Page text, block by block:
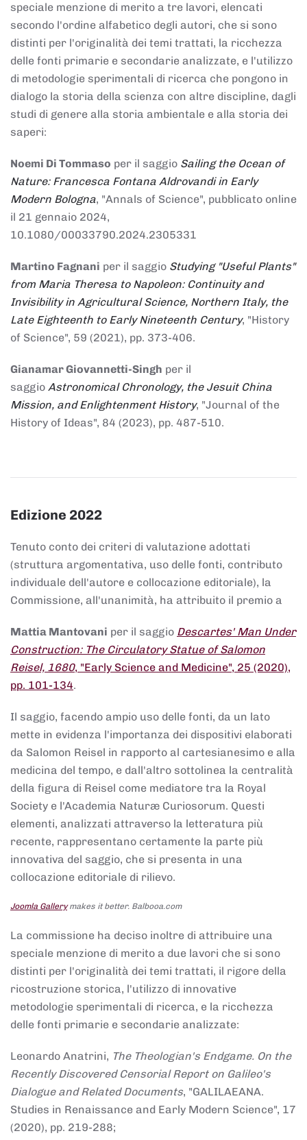
speciale menzione di merito a tre lavori, elencati
secondo l'ordine alfabetico degli autori, che si sono
distinti per l'originalità dei temi trattati, la ricchezza
delle fonti primarie e secondarie analizzate, e l'utilizzo
di metodologie sperimentali di ricerca che pongono in
dialogo la storia della scienza con altre discipline, dagli
studi di genere alla storia ambientale e alla storia dei
saperi:
Noemi Di Tommaso per il saggio Sailing the Ocean of
Nature: Francesca Fontana Aldrovandi in Early
Modern Bologna, "Annals of Science", pubblicato online
il 21 gennaio 2024,
10.1080/00033790.2024.2305331
Martino Fagnani per il saggio Studying "Useful Plants"
from Maria Theresa to Napoleon: Continuity and
Invisibility in Agricultural Science, Northern Italy, the
Late Eighteenth to Early Nineteenth Century, "History
of Science", 59 (2021), pp. 373-406.
Gianamar Giovannetti-Singh per il
saggio Astronomical Chronology, the Jesuit China
Mission, and Enlightenment History, "Journal of the
History of Ideas", 84 (2023), pp. 487-510.
Edizione 2022
Tenuto conto dei criteri di valutazione adottati
(struttura argomentativa, uso delle fonti, contributo
individuale dell'autore e collocazione editoriale), la
Commissione, all'unanimità, ha attribuito il premio a
Mattia Mantovani per il saggio Descartes' Man Under
Construction: The Circulatory Statue of Salomon
Reisel, 1680, "Early Science and Medicine", 25 (2020),
pp. 101-134.
Il saggio, facendo ampio uso delle fonti, da un lato
mette in evidenza l'importanza dei dispositivi elaborati
da Salomon Reisel in rapporto al cartesianesimo e alla
medicina del tempo, e dall'altro sottolinea la centralità
della figura di Reisel come mediatore tra la Royal
Society e l'Academia Naturæ Curiosorum. Questi
elementi, analizzati attraverso la letteratura più
recente, rappresentano certamente la parte più
innovativa del saggio, che si presenta in una
collocazione editoriale di rilievo.
Joomla Gallerymakes it better. Balbooa.com
La commissione ha deciso inoltre di attribuire una
speciale menzione di merito a due lavori che si sono
distinti per l'originalità dei temi trattati, il rigore della
ricostruzione storica, l'utilizzo di innovative
metodologie sperimentali di ricerca, e la ricchezza
delle fonti primarie e secondarie analizzate:
Leonardo Anatrini, The Theologian's Endgame. On the
Recently Discovered Censorial Report on Galileo's
Dialogue and Related Documents, "GALILAEANA.
Studies in Renaissance and Early Modern Science", 17
(2020), pp. 219-288;